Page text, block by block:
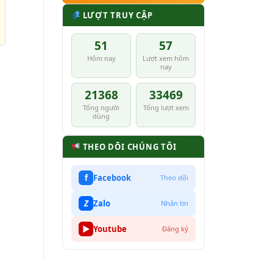
LƯỢT TRUY CẬP
51
Hôm nay
57
Lượt xem hôm
nay
21368
Tổng người
dùng
33469
Tổng lượt xem
THEO DÕI CHÚNG TÔI
f Facebook Theo dõi
Z Zalo Nhắn tin
▶ Youtube Đăng ký